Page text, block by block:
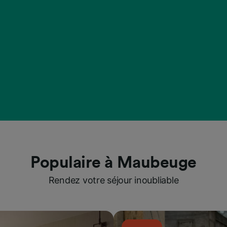
Populaire à Maubeuge
Rendez votre séjour inoubliable